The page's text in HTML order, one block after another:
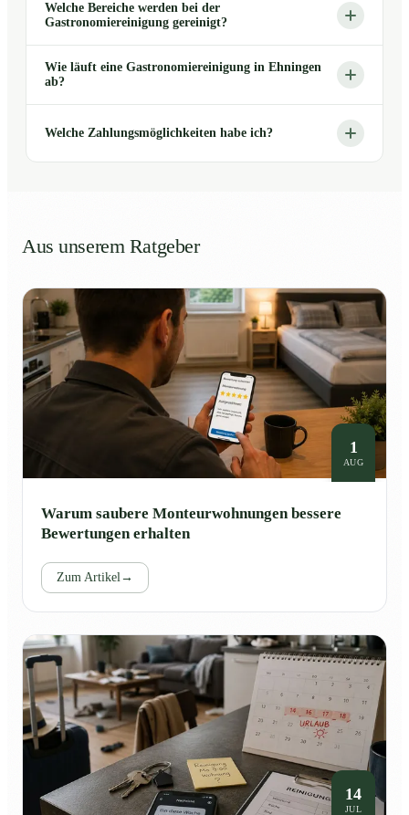
Welche Bereiche werden bei der
Gastronomiereinigung gereinigt?
Wie läuft eine Gastronomiereinigung in Ehningen
ab?
Welche Zahlungsmöglichkeiten habe ich?
Aus unserem Ratgeber
1
AUG
Warum saubere Monteurwohnungen bessere
Bewertungen erhalten
Zum Artikel→
14
JUL